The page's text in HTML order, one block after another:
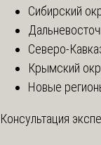
Сибирский
Северо-
Крымский
Новые
Консультация